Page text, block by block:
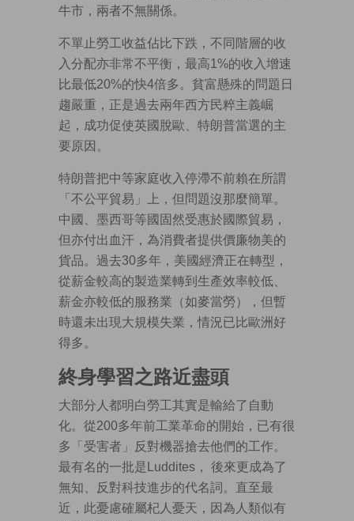
牛市，兩者不無關係。
不單止勞工收益佔比下跌，不同階層的收
入分配亦非常不平衡，最高1%的收入增速
比最低20%的快4倍多。貧富懸殊的問題日
趨嚴重，正是過去兩年西方民粹主義崛
起，成功促使英國脫歐、特朗普當選的主
要原因。
特朗普把中等家庭收入停滯不前賴在所謂
「不公平貿易」上，但問題沒那麼簡單。
中國、墨西哥等國固然受惠於國際貿易，
但亦付出血汗，為消費者提供價廉物美的
貨品。過去30多年，美國經濟正在轉型，
從薪金較高的製造業轉到生產效率較低、
薪金亦較低的服務業（如麥當勞），但暫
時還未出現大規模失業，情況已比歐洲好
得多。
終身學習之路近盡頭
大部分人都明白勞工其實是輸給了自動
化。從200多年前工業革命的開始，已有很
多「受害者」反對機器搶去他們的工作。
最有名的一批是Luddites， 後來更成為了
無知、反對科技進步的代名詞。直至最
近，此憂慮確屬杞人憂天，因為人類似有